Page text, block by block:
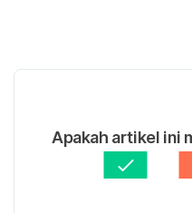
Apakah artikel ini